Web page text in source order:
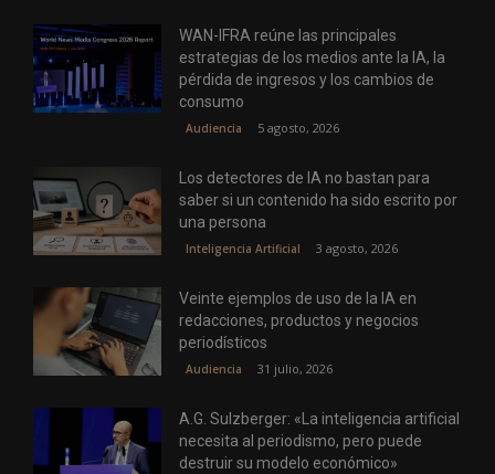
WAN-IFRA reúne las principales
estrategias de los medios ante la IA, la
pérdida de ingresos y los cambios de
consumo
Audiencia 5 agosto, 2026
Los detectores de IA no bastan para
saber si un contenido ha sido escrito por
una persona
Inteligencia Artificial 3 agosto, 2026
Veinte ejemplos de uso de la IA en
redacciones, productos y negocios
periodísticos
Audiencia 31 julio, 2026
A.G. Sulzberger: «La inteligencia artificial
necesita al periodismo, pero puede
destruir su modelo económico»